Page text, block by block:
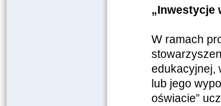
„Inwestycje
W ramach
edukacyjnej,
lub jego
oświacie”